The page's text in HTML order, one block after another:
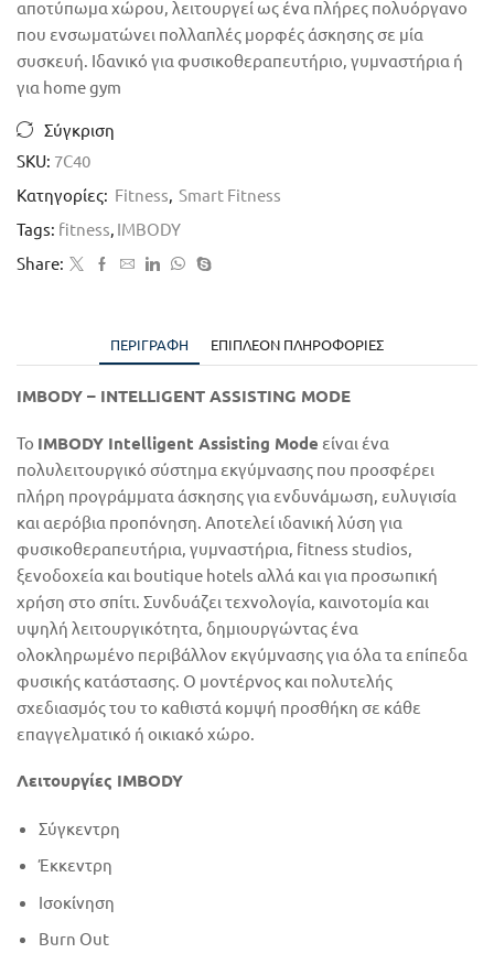
αποτύπωμα χώρου, λειτουργεί ως ένα πλήρες πολυόργανο
που ενσωματώνει πολλαπλές μορφές άσκησης σε μία
συσκευή. Ιδανικό για φυσικοθεραπευτήριο, γυμναστήρια ή
για home gym
Σύγκριση
SKU: 7C40
Κατηγορίες: Fitness, Smart Fitness
Tags: fitness, IMBODY
Share:
ΠΕΡΙΓΡΑΦΉ ΕΠΙΠΛΈΟΝ ΠΛΗΡΟΦΟΡΊΕΣ
IMBODY – INTELLIGENT ASSISTING MODE
Το IMBODY Intelligent Assisting Mode είναι ένα
πολυλειτουργικό σύστημα εκγύμνασης που προσφέρει
πλήρη προγράμματα άσκησης για ενδυνάμωση, ευλυγισία
και αερόβια προπόνηση. Αποτελεί ιδανική λύση για
φυσικοθεραπευτήρια, γυμναστήρια, fitness studios,
ξενοδοχεία και boutique hotels αλλά και για προσωπική
χρήση στο σπίτι. Συνδυάζει τεχνολογία, καινοτομία και
υψηλή λειτουργικότητα, δημιουργώντας ένα
ολοκληρωμένο περιβάλλον εκγύμνασης για όλα τα επίπεδα
φυσικής κατάστασης. Ο μοντέρνος και πολυτελής
σχεδιασμός του το καθιστά κομψή προσθήκη σε κάθε
επαγγελματικό ή οικιακό χώρο.
Λειτουργίες IMBODY
Σύγκεντρη
Έκκεντρη
Ισοκίνηση
Burn Out